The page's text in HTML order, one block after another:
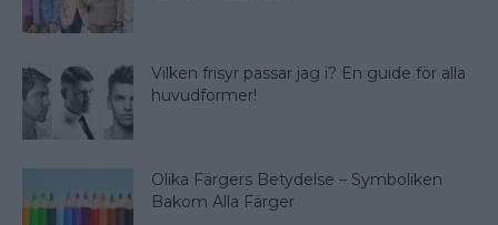
Vilken frisyr passar jag i? En guide för alla
huvudformer!
Olika Färgers Betydelse – Symboliken
Bakom Alla Färger